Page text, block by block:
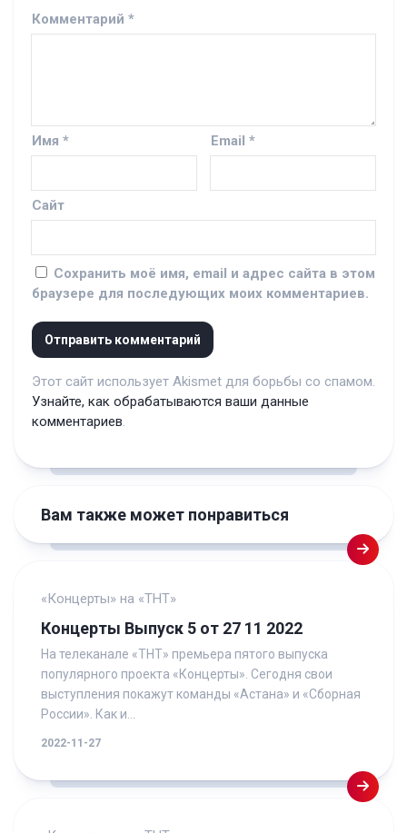
Комментарий *
Имя * Email *
Сайт
Сохранить моё имя, email и адрес сайта в этом
браузере для последующих моих комментариев.
Этот сайт использует Akismet для борьбы со спамом.
Узнайте, как обрабатываются ваши данные
комментариев.
Вам также может понравиться
«Концерты» на «ТНТ»
Концерты Выпуск 5 от 27 11 2022
На телеканале «ТНТ» премьера пятого выпуска
популярного проекта «Концерты». Сегодня свои
выступления покажут команды «Астана» и «Сборная
России». Как и...
2022-11-27